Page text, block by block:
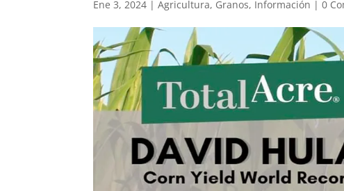
Ene 3, 2024 |Agricultura, Granos, Información |0